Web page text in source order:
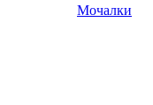
Мочалки